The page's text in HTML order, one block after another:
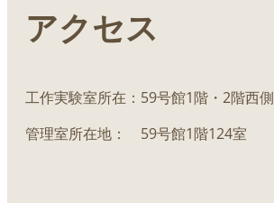
アクセス
工作実験室所在：59号館1階・2階西側
管理室所在地： 59号館1階124室